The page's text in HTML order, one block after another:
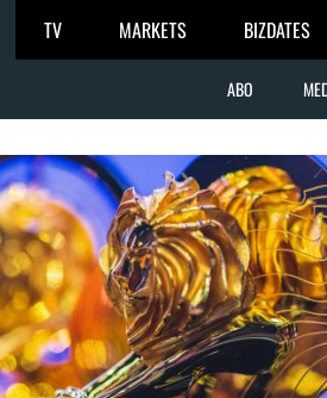
TV MARKETS BIZDATES
ABO